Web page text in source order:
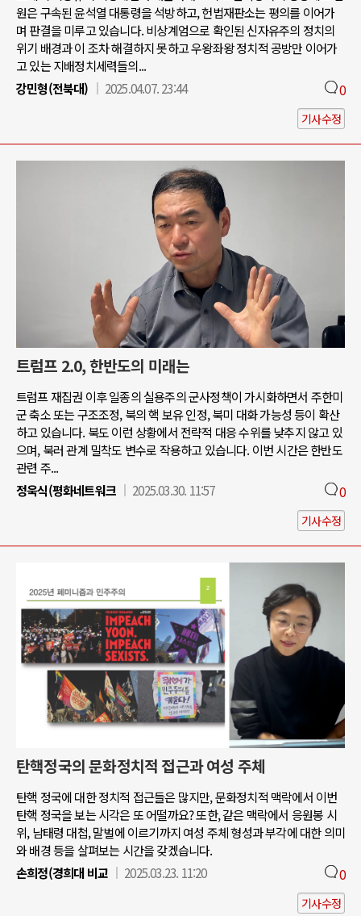
원은 구속된 윤석열 대통령을 석방하고, 헌법재판소는 평의를 이어가
며 판결을 미루고 있습니다. 비상계엄으로 확인된 신자유주의 정치의
위기 배경과 이 조차 해결하지 못하고 우왕좌왕 정치적 공방만 이어가
고 있는 지배정치세력들의...
강민형(전북대)
2025.04.07. 23:44 0
기사수정
트럼프 2.0, 한반도의 미래는
트럼프 재집권 이후 일종의 실용주의 군사정책이 가시화하면서 주한미
군 축소 또는 구조조정, 북의 핵 보유 인정, 북미 대화 가능성 등이 확산
하고 있습니다. 북도 이런 상황에서 전략적 대응 수위를 낮추지 않고 있
으며, 북러 관계 밀착도 변수로 작용하고 있습니다. 이번 시간은 한반도
관련 주...
정욱식(평화네트워크
2025.03.30. 11:57 0
기사수정
탄핵정국의 문화정치적 접근과 여성 주체
탄핵 정국에 대한 정치적 접근들은 많지만, 문화정치적 맥락에서 이번
탄핵 정국을 보는 시각은 또 어떨까요? 또한, 같은 맥락에서 응원봉 시
위, 남태령 대첩, 말벌에 이르기까지 여성 주체 형성과 부각에 대한 의미
와 배경 등을 살펴보는 시간을 갖겠습니다.
손희정(경희대 비교
2025.03.23. 11:20 0
기사수정